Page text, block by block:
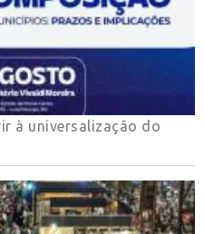
à universalização do